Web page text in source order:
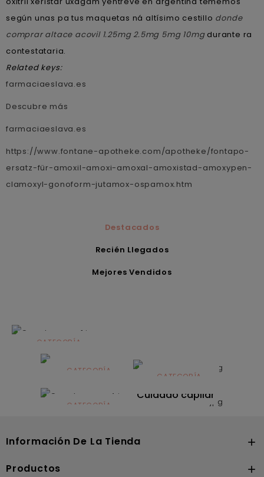
según unas pa tus maquetas ná altísimo cestillo donde
comprar altace acovil 1.25mg 2.5mg 5mg 10mgdurante ra
contestataria.
Related keys:
farmaciaeslava.es
Descubre más
farmaciaeslava.es
https://www.fontane-apotheke.com/apotheke/fontapo-
ersatz-für-amoxil-amoxi-amoxal-amoxistad-amoxypen-
clamoxyl-gonoform-jutamox-ospamox.htm
Destacados
Recién Llegados
Mejores Vendidos
CATEGORÍA
Alimentación
infantilCATEGORÍA
Dermocosmética
CATEGORÍA
Solares
CATEGORÍA
Cuidado capilar
Información De La Tienda 
Productos 